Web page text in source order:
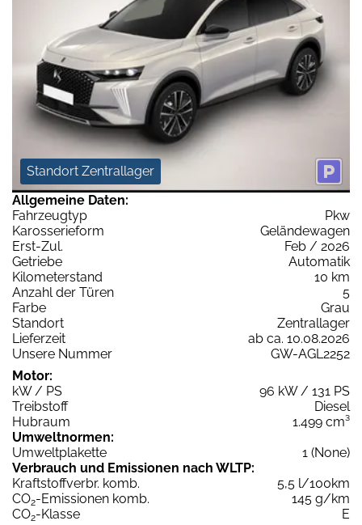
Standort Zentrallager
Allgemeine Daten:
Fahrzeugtyp
Pkw
Karosserieform
Geländewagen
Erst-Zul.
Feb / 2026
Getriebe
Automatik
Kilometerstand
10 km
Anzahl der Türen
5
Farbe
Grau
Standort
Zentrallager
Lieferzeit
ab ca. 10.08.2026
Unsere Nummer
GW-AGL2252
Motor:
kW / PS
96 kW / 131 PS
Treibstoff
Diesel
Hubraum
1.499 cm³
Umweltnormen:
Umweltplakette
1 (None)
Verbrauch und Emissionen nach WLTP:
Kraftstoffverbr. komb.
5,5 l/100km
CO2-Emissionen komb.
145 g/km
CO2-Klasse
E